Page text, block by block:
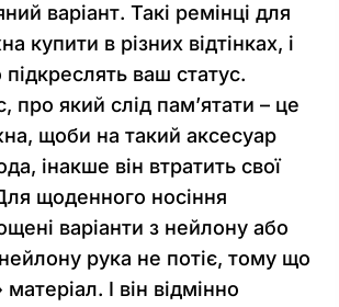
варіант. Такі ремінці для
купити в різних відтінках, і
підкреслять ваш статус.
про який слід пам’ятати – це
щоби на такий аксесуар
інакше він втратить свої
щоденного носіння
варіанти з нейлону або
рука не потіє, тому що
І він відмінно